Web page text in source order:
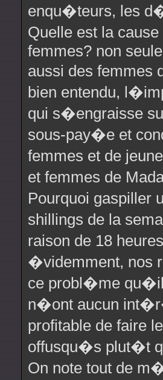
enqu�teurs, les
Quelle est la
femmes? non
aussi des femmes
bien entendu,
qui s�engraisse
sous-pay�e et
femmes et de
et femmes de
Pourquoi gaspiller
shillings de la
raison de 18
�videmment, nos
ce probl�me
n�ont aucun
profitable de faire
offusqu�s plut�t
On note tout de